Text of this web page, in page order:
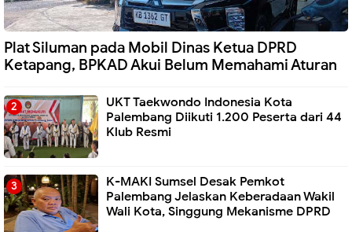
Plat Siluman pada Mobil Dinas Ketua DPRD
Ketapang, BPKAD Akui Belum Memahami Aturan
UKT Taekwondo Indonesia Kota
Palembang Diikuti 1.200 Peserta dari 44
Klub Resmi
K-MAKI Sumsel Desak Pemkot
Palembang Jelaskan Keberadaan Wakil
Wali Kota, Singgung Mekanisme DPRD